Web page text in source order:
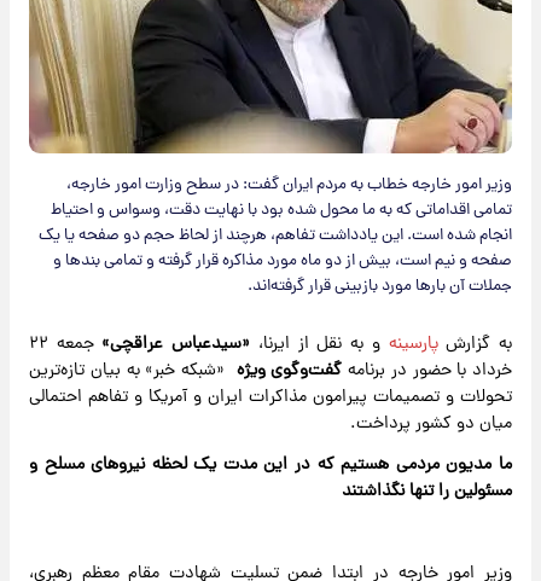
وزیر امور خارجه خطاب به مردم ایران گفت: در سطح وزارت امور خارجه،
تمامی اقداماتی که به ما محول شده بود با نهایت دقت، وسواس و احتیاط
انجام شده است. این یادداشت تفاهم، هرچند از لحاظ حجم دو صفحه یا یک
صفحه و نیم است، بیش از دو ماه مورد مذاکره قرار گرفته و تمامی بندها و
جملات آن بارها مورد بازبینی قرار گرفته‌اند.
به گزارشپارسینه و به نقل از ایرنا، «سیدعباس عراقچی»
جمعه ۲۲
خرداد با حضور در برنامه گفت‌وگوی ویژه «شبکه خبر» به بیان تازه‌ترین
تحولات و تصمیمات پیرامون مذاکرات ایران و آمریکا و تفاهم احتمالی
میان دو کشور پرداخت.
ما مدیون مردمی هستیم که در این مدت یک لحظه نیروهای مسلح و
مسئولین را تنها نگذاشتند
وزیر امور خارجه در ابتدا ضمن تسلیت شهادت مقام معظم رهبری،